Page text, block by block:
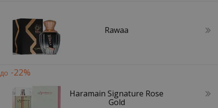
Rawaa
до -22%
Haramain Signature Rose
Gold